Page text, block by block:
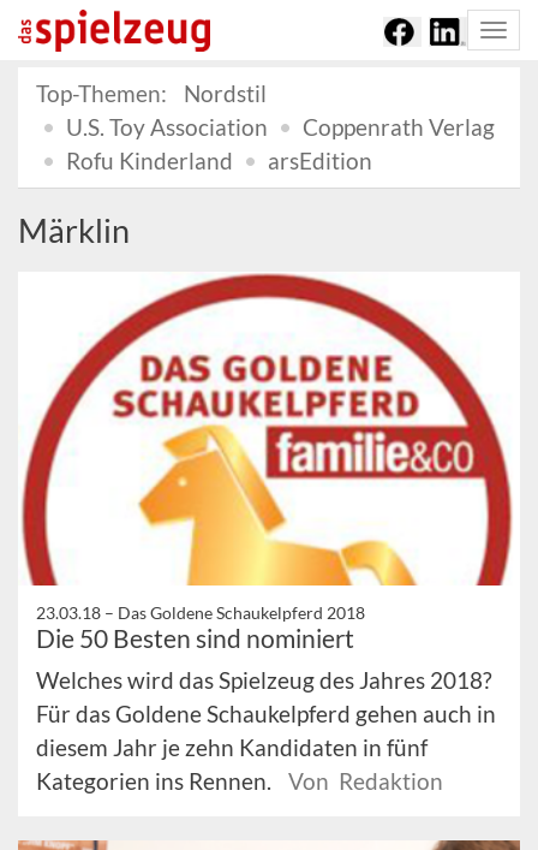
Top-Themen:
Nordstil
U.S. Toy Association
Coppenrath Verlag
Rofu Kinderland
arsEdition
Märklin
23.03.18 – Das Goldene Schaukelpferd 2018
Die 50 Besten sind nominiert
Welches wird das Spielzeug des Jahres 2018?
Für das Goldene Schaukelpferd gehen auch in
diesem Jahr je zehn Kandidaten in fünf
Kategorien ins Rennen.
Von Redaktion